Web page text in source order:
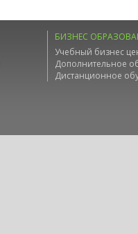
БИЗНЕС
Учебный бизнес
Дополнительное
Дистанционное